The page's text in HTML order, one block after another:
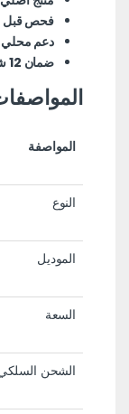
فحص قبل
دعم محلي
ضمان 12 شهر
المواصفة
النوع
الموديل
السعة
الشحن